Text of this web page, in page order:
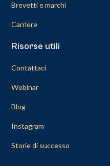
Brevetti e marchi
Carriere
Risorse utili
Contattaci
Webinar
Blog
Instagram
Storie di successo